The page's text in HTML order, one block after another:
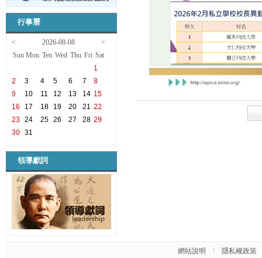
行事曆
< 2026-08-08
>
Sun Mon Ten Wed Thu Fri Sat
1
2
3 4 5 6 7
8
9
10 11 12 13 14 15
16
17 18 19 20 21 22
23 24 25 26 27 28 29
30 31
領導獻詞
網站說明 隱私權政策